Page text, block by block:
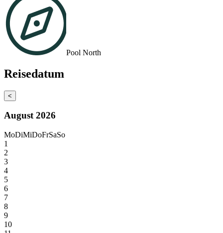
Pool North
Reisedatum
<
August 2026
MoDiMiDoFrSaSo
1
2
3
4
5
6
7
8
9
10